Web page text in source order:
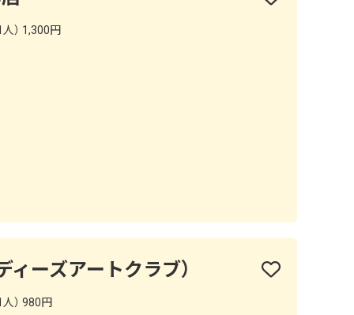
） 1,300円
ーズアートクラブ）
） 980円